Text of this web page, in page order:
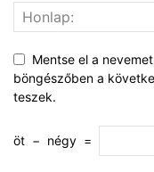
Mentse el a
böngészőben a
teszek.
öt − négy =